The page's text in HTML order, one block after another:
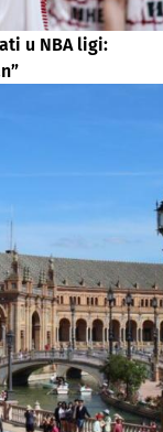
u NBA ligi: